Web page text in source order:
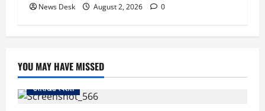
News Desk August 2, 2026 0
YOU MAY HAVE MISSED
उत्तराखंड स्पेशल